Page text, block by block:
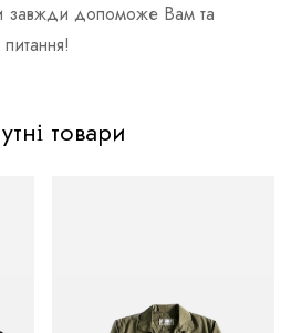
завжди допоможе Вам та
товари